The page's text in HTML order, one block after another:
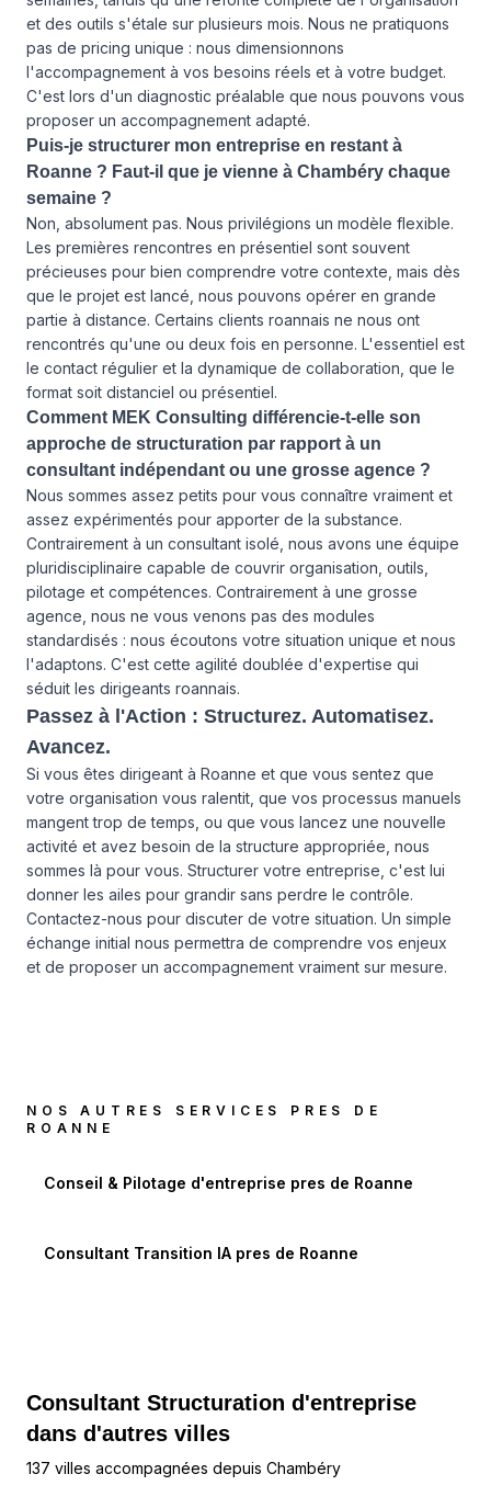
et des outils s'étale sur plusieurs mois. Nous ne pratiquons
pas de pricing unique : nous dimensionnons
l'accompagnement à vos besoins réels et à votre budget.
C'est lors d'un diagnostic préalable que nous pouvons vous
proposer un accompagnement adapté.
Puis-je structurer mon entreprise en restant à
Roanne ? Faut-il que je vienne à Chambéry chaque
semaine ?
Non, absolument pas. Nous privilégions un modèle flexible.
Les premières rencontres en présentiel sont souvent
précieuses pour bien comprendre votre contexte, mais dès
que le projet est lancé, nous pouvons opérer en grande
partie à distance. Certains clients roannais ne nous ont
rencontrés qu'une ou deux fois en personne. L'essentiel est
le contact régulier et la dynamique de collaboration, que le
format soit distanciel ou présentiel.
Comment MEK Consulting différencie-t-elle son
approche de structuration par rapport à un
consultant indépendant ou une grosse agence ?
Nous sommes assez petits pour vous connaître vraiment et
assez expérimentés pour apporter de la substance.
Contrairement à un consultant isolé, nous avons une équipe
pluridisciplinaire capable de couvrir organisation, outils,
pilotage et compétences. Contrairement à une grosse
agence, nous ne vous venons pas des modules
standardisés : nous écoutons votre situation unique et nous
l'adaptons. C'est cette agilité doublée d'expertise qui
séduit les dirigeants roannais.
Passez à l'Action : Structurez. Automatisez.
Avancez.
Si vous êtes dirigeant à Roanne et que vous sentez que
votre organisation vous ralentit, que vos processus manuels
mangent trop de temps, ou que vous lancez une nouvelle
activité et avez besoin de la structure appropriée, nous
sommes là pour vous. Structurer votre entreprise, c'est lui
donner les ailes pour grandir sans perdre le contrôle.
Contactez-nous pour discuter de votre situation. Un simple
échange initial nous permettra de comprendre vos enjeux
et de proposer un accompagnement vraiment sur mesure.
NOS AUTRES SERVICES PRES DE
ROANNE
Conseil & Pilotage d'entreprise pres de Roanne
Consultant Transition IA pres de Roanne
Consultant Structuration d'entreprise
dans d'autres villes
137 villes accompagnées depuis Chambéry